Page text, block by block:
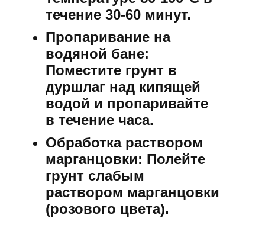
течение 30-60 минут.
Пропаривание на
водяной бане:
Поместите грунт в
дуршлаг над кипящей
водой и пропаривайте
в течение часа.
Обработка раствором
марганцовки: Полейте
грунт слабым
раствором марганцовки
(розового цвета).